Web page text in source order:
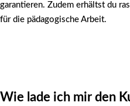
garantieren. Zudem erhältst du
für die pädagogische Arbeit.
Wie lade ich mir den